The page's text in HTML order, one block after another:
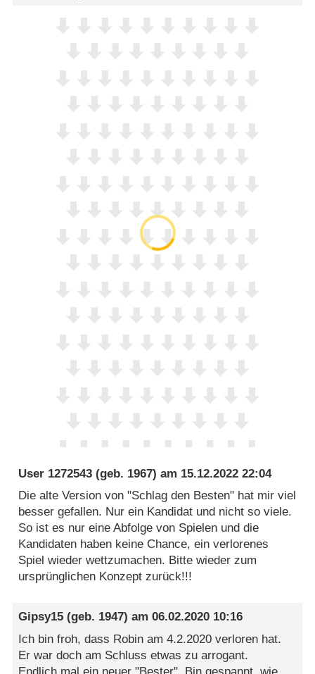
User 1272543 (geb. 1967) am 15.12.2022 22:04
Die alte Version von "Schlag den Besten" hat mir viel
besser gefallen. Nur ein Kandidat und nicht so viele.
So ist es nur eine Abfolge von Spielen und die
Kandidaten haben keine Chance, ein verlorenes
Spiel wieder wettzumachen. Bitte wieder zum
ursprünglichen Konzept zurück!!!
Gipsy15 (geb. 1947) am06.02.2020 10:16
Ich bin froh, dass Robin am 4.2.2020 verloren hat.
Er war doch am Schluss etwas zu arrogant.
Endlich mal ein neuer "Bester". Bin gespannt, wie